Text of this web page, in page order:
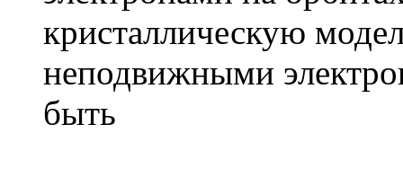
кристаллическую
неподвижными
быть